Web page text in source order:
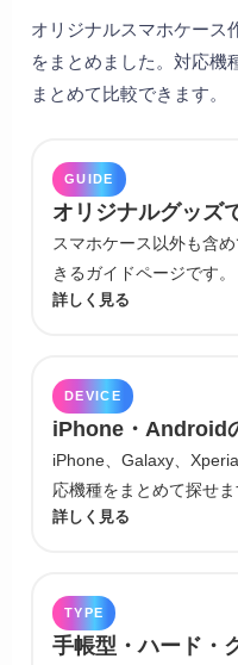
オリジナルスマホケース
をまとめました。対応機
まとめて比較できます。
GUIDE
オリジナルグッズ
スマホケース以外も含
きるガイドページです。
詳しく見る
DEVICE
iPhone・Android
iPhone、Galaxy、
応機種をまとめて探せま
詳しく見る
TYPE
手帳型・ハード・